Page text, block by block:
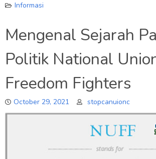
Informasi
Mengenal Sejarah
Politik National
Freedom Fighters
October 29, 2021 stopcanuionc